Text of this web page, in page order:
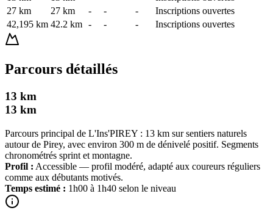
27 km
27 km - - -
Inscriptions ouvertes
42,195 km 42.2 km - - - Inscriptions ouvertes
Parcours détaillés
13 km
13 km
Parcours principal de L'Ins'PIREY : 13 km sur sentiers naturels
autour de Pirey, avec environ 300 m de dénivelé positif. Segments
chronométrés sprint et montagne.
Profil : Accessible — profil modéré, adapté aux coureurs réguliers
comme aux débutants motivés.
Temps estimé : 1h00 à 1h40 selon le niveau